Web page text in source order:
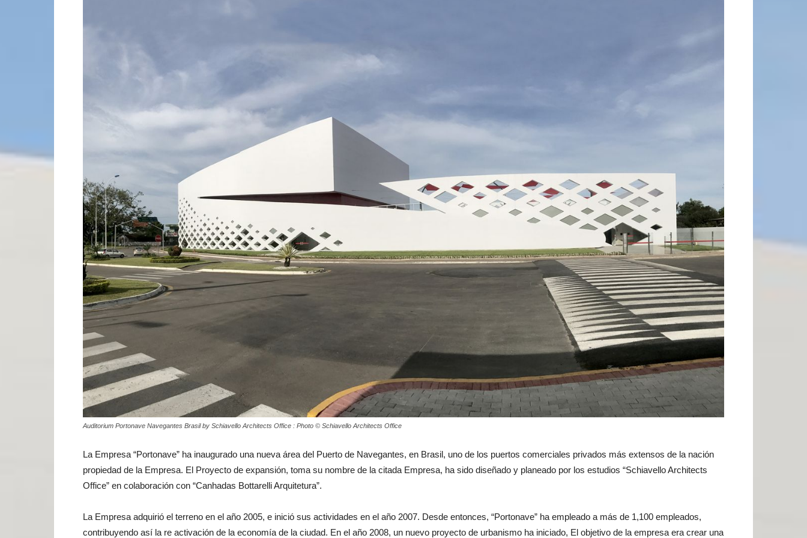
Auditorium Portonave Navegantes Brasil by Schiavello Architects Office : Photo © Schiavello Architects Office
La Empresa “Portonave” ha inaugurado una nueva área del Puerto de Navegantes, en Brasil, uno de los puertos comerciales privados más extensos de la nación
propiedad de la Empresa. El Proyecto de expansión, toma su nombre de la citada Empresa, ha sido diseñado y planeado por los estudios “Schiavello Architects
Office” en colaboración con “Canhadas Bottarelli Arquitetura”.
La Empresa adquirió el terreno en el año 2005, e inició sus actividades en el año 2007. Desde entonces, “Portonave” ha empleado a más de 1,100 empleados,
contribuyendo así la re activación de la economía de la ciudad. En el año 2008, un nuevo proyecto de urbanismo ha iniciado, El objetivo de la empresa era crear una